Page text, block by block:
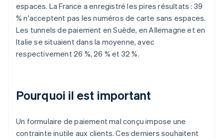
espaces. La France a enregistré les pires résultats : 39
% n'acceptent pas les numéros de carte sans espaces.
Les tunnels de paiement en Suède, en Allemagne et en
Italie se situaient dans la moyenne, avec
respectivement 26 %, 26 % et 32 %.
Pourquoi il est important
Un formulaire de paiement mal conçu impose une
contrainte inutile aux clients. Ces derniers souhaitent